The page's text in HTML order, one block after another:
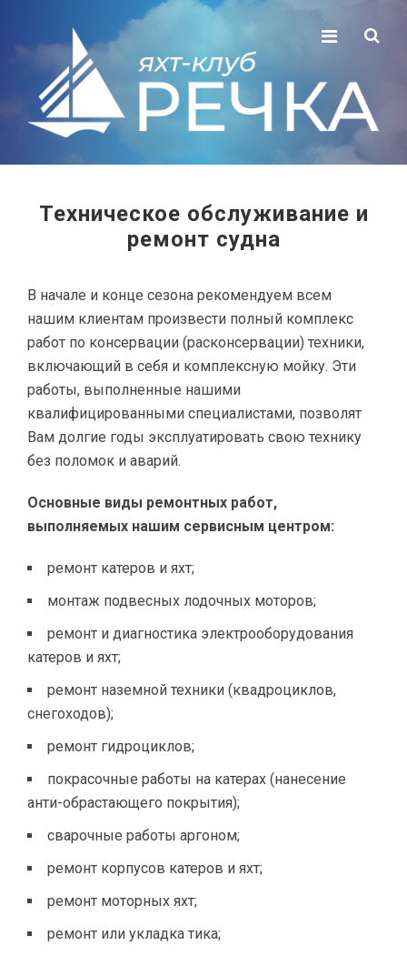
Техническое обслуживание и
ремонт судна
В начале и конце сезона рекомендуем всем
нашим клиентам произвести полный комплекс
работ по консервации (расконсервации) техники,
включающий в себя и комплексную мойку. Эти
работы, выполненные нашими
квалифицированными специалистами, позволят
Вам долгие годы эксплуатировать свою технику
без поломок и аварий.
Основные виды ремонтных работ,
выполняемых нашим сервисным центром:
ремонт катеров и яхт;
монтаж подвесных лодочных моторов;
ремонт и диагностика электрооборудования
катеров и яхт;
ремонт наземной техники (квадроциклов,
снегоходов);
ремонт гидроциклов;
покрасочные работы на катерах (нанесение
анти-обрастающего покрытия);
сварочные работы аргоном;
ремонт корпусов катеров и яхт;
ремонт моторных яхт;
ремонт или укладка тика;